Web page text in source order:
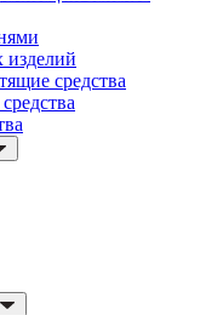
изделий
средства